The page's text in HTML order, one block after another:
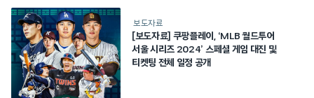
보도자료
[보도자료] 쿠팡플레이, ‘MLB 월드투어
서울 시리즈 2024’ 스페셜 게임 대진 및
티켓팅 전체 일정 공개